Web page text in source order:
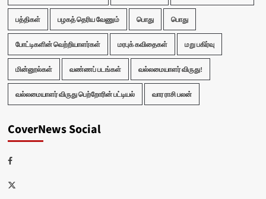
பத்திகள் பழகத் தெரிய வேணும் பொது பொது
போட்டிகளின் வெற்றியாளர்கள் மரபுக் கவிதைகள் மறு பகிர்வு
மின்னூல்கள் வண்ணப் படங்கள் வல்லமையாளர் விருது!
வல்லமையாளர் விருது பெற்றோரின் பட்டியல் வார ராசி பலன்
CoverNews Social
Facebook
Twitter